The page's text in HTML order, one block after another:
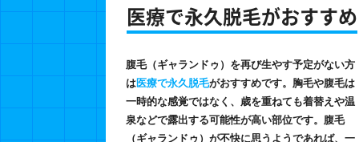
医療で永久脱毛がおすすめ
腹毛（ギャランドゥ）を再び生やす予定がない方
は医療で永久脱毛がおすすめです。胸毛や腹毛は
一時的な感覚ではなく、歳を重ねても着替えや温
泉などで露出する可能性が高い部位です。腹毛
（ギャランドゥ）が不快に思うようであれば、一